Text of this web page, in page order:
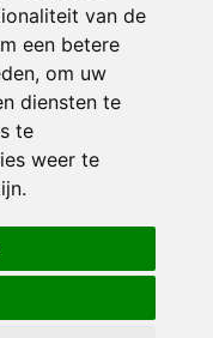
van de
een betere
, om uw
diensten te
te
weer te
.
voorbehouden
|RSIN en Anbi